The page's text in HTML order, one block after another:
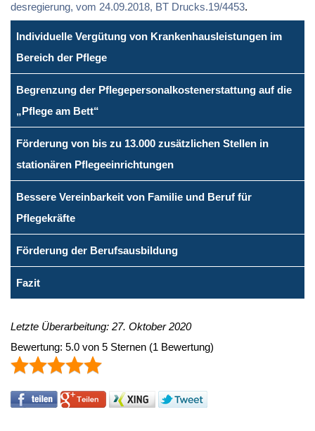
des­re­gie­rung, vom 24.09.2018, BT Drucks.19/4453.
Individuelle Vergütung von Krankenhausleistungen im
Bereich der Pflege
Begrenzung der Pflegepersonalkostenerstattung auf die
„Pflege am Bett“
Förderung von bis zu 13.000 zusätzlichen Stellen in
stationären Pflegeeinrichtungen
Bessere Vereinbarkeit von Familie und Beruf für
Pflegekräfte
Förderung der Berufsausbildung
Fazit
Letzte Überarbeitung: 27. Oktober 2020
Bewertung: 5.0 von 5 Sternen (1 Bewertung)